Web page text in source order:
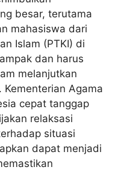
besar, terutama
mahasiswa dari
Islam (PTKI) di
dan harus
melanjutkan
Agama
cepat tanggap
relaksasi
situasi
dapat menjadi